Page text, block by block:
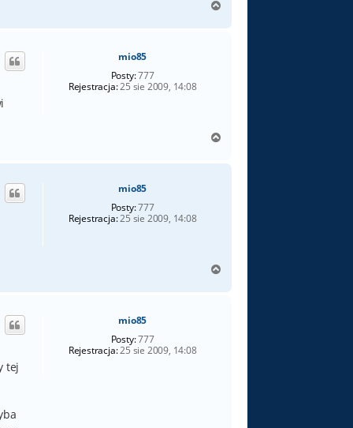
g
mio85
Posty:777
Rejestracja:25 sie 2009, 14:08
g
mio85
Posty:777
Rejestracja:25 sie 2009, 14:08
g
mio85
Posty:777
Rejestracja:25 sie 2009, 14:08
tej